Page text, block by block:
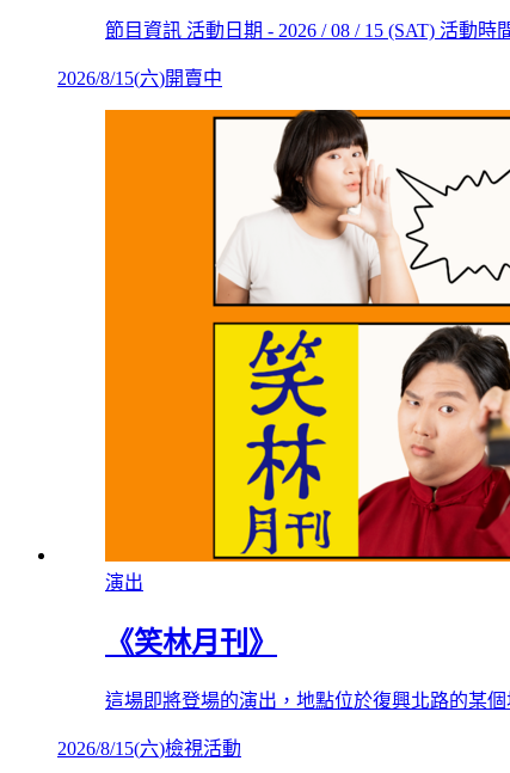
節目資訊 活動日期 - 2026 / 08 / 15 (SAT) 活動
2026/8/15(六)開賣中
演出
《笑林月刊》
這場即將登場的演出，地點位於復興北路的某
2026/8/15(六)檢視活動